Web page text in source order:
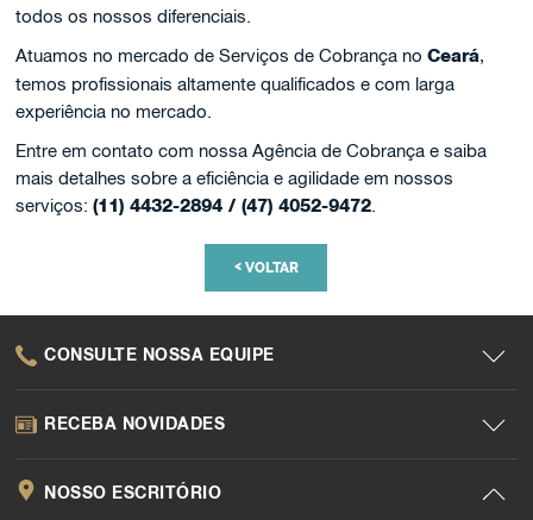
todos os nossos diferenciais.
Atuamos no mercado de Serviços de Cobrança noCeará,
temos profissionais altamente qualificados e com larga
experiência no mercado.
Entre em contato com nossa Agência de Cobrança e saiba
mais detalhes sobre a eficiência e agilidade em nossos
serviços:(11) 4432-2894 / (47) 4052-9472.
<VOLTAR
CONSULTE NOSSA EQUIPE
RECEBA NOVIDADES
NOSSO ESCRITÓRIO